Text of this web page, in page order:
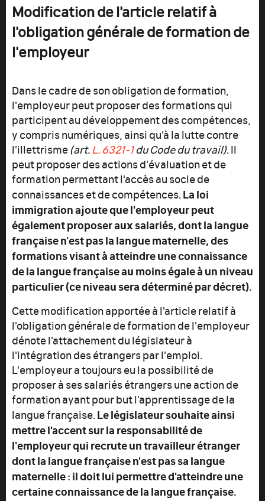
Modification de l'article relatif à
l'obligation générale de formation de
l'employeur
Dans le cadre de son obligation de formation,
l'employeur peut proposer des formations qui
participent au développement des compétences,
y compris numériques, ainsi qu'à la lutte contre
l'illettrisme(art.L. 6321‑1du Code du travail). Il
peut proposer des actions d'évaluation et de
formation permettant l'accès au socle de
connaissances et de compétences.La loi
immigration ajoute que l'employeur peut
également proposer aux salariés, dont la langue
française n'est pas la langue maternelle, des
formations visant à atteindre une connaissance
de la langue française au moins égale à un niveau
particulier (ce niveau sera déterminé par décret).
Cette modification apportée à l'article relatif à
l'obligation générale de formation de l'employeur
dénote l'attachement du législateur à
l'intégration des étrangers par l'emploi.
L'employeur a toujours eu la possibilité de
proposer à ses salariés étrangers une action de
formation ayant pour but l'apprentissage de la
langue française.Le législateur souhaite ainsi
mettre l'accent sur la responsabilité de
l'employeur qui recrute un travailleur étranger
dont la langue française n'est pas sa langue
maternelle : il doit lui permettre d'atteindre une
certaine connaissance de la langue française.